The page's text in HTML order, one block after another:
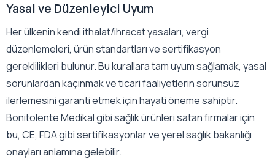
Yasal ve Düzenleyici Uyum
Her ülkenin kendi ithalat/ihracat yasaları, vergi
düzenlemeleri, ürün standartları ve sertifikasyon
gereklilikleri bulunur. Bu kurallara tam uyum sağlamak, yasal
sorunlardan kaçınmak ve ticari faaliyetlerin sorunsuz
ilerlemesini garanti etmek için hayati öneme sahiptir.
Bonitolente Medikal gibi sağlık ürünleri satan firmalar için
bu, CE, FDA gibi sertifikasyonlar ve yerel sağlık bakanlığı
onayları anlamına gelebilir.